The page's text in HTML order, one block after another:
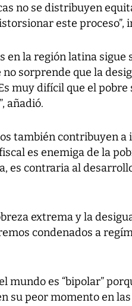
no se distribuyen
este proceso”,
en la región latina sigue
sorprende que la
muy difícil que el pobre
añadió.
también contribuyen
es enemiga de la
es contraria al
extrema y la
condenados a
mundo es “bipolar”
su peor momento en